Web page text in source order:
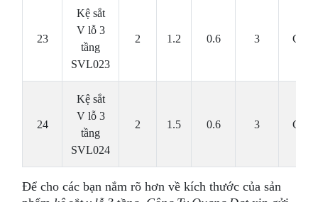
23
Kệ sắt
V lỗ 3
tầng
SVL023
2 1.2 0.6 3 Cái
24
Kệ sắt
V lỗ 3
tầng
SVL024
2 1.5 0.6 3 Cái
Để cho các bạn nắm rõ hơn về kích thước của sản